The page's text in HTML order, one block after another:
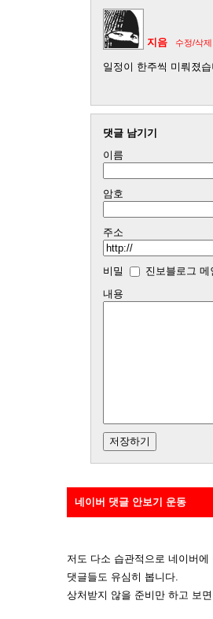
지음 수정/삭제
일정이 한주씩 미뤄졌
댓글 남기기
이름
암호
주소
비밀
진보블로그
내용
네이버 댓글 안보기 운동
저도 다소 습관적으로 네이버에
댓글들도 유심히 봅니다.
상처받지 않을 준비만 하고 보